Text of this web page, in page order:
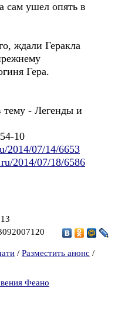
сам ушел опять в
ждали Геракла
Гера.
тему - Легенды и
10
2014/07/14/6653
2014/07/18/6586
/ Разместить анонс /
Феано